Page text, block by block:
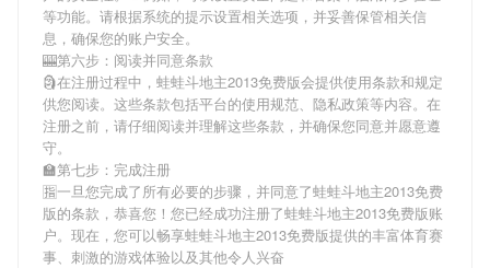
等功能。请根据系统的提示设置相关选项，并妥善保管相关信
息，确保您的账户安全。
🎰第六步：阅读并同意条款
🗿在注册过程中， 蛙蛙斗地主2013免费版会提供使用条款和规定
供您阅读。这些条款包括平台的使用规范、隐私政策等内容。在
注册之前，请仔细阅读并理解这些条款，并确保您同意并愿意遵
守。
🏫第七步：完成注册
🈯一旦您完成了所有必要的步骤，并同意了蛙蛙斗地主2013免费
版的条款，恭喜您！您已经成功注册了蛙蛙斗地主2013免费版账
户。现在，您可以畅享蛙蛙斗地主2013免费版提供的丰富体育赛
事、刺激的游戏体验以及其他令人兴奋